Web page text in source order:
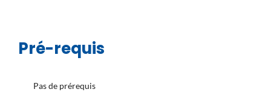
Pré-requis
Pas de prérequis